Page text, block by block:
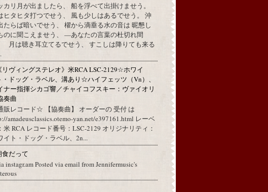
カリ月が出ましたら、 船を浮べて出掛けませう。
ヒタヒタ打つでせう、 風も少しはあるでせう。 沖
たらば暗いでせう、 櫂から滴垂る水の音は 昵懇し
のに聞こえませう、 —あなたの言葉の杜切れ間
月は聴き耳立てるでせう、 すこしは降りても来る
リヴィングステレオ》米RCA LSC-2129☆ホワイ
・ドッグ・ラベル、溝あり☆ハイフェッツ（Vn）、
ナー指揮シカゴ響／チャイコフスキー：ヴァイオリ
奏曲
レコード☆ 【協奏曲】 オーダーの 受付 は
amadeusclassics.otemo-yan.net/e397161.html レーベ
米 RCA レコード番号：LSC-2129 オリジナリティ：
イト・ドッグ・ラベル、2n...
食だって
instagr.am Posted via email from Jennifermusic's